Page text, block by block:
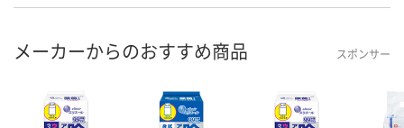
メーカーからのおすすめ商品 スポンサー